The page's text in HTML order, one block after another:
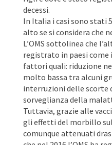
decessi.
In Italia i casi sono stati
alto se si considera che
L’OMS sottolinea che
registrato in paesi come
fattori quali: riduzione
molto bassa tra alcuni
interruzioni delle scorte
sorveglianza della
Tuttavia, grazie alle
gli effetti del morbillo
comunque attenuati